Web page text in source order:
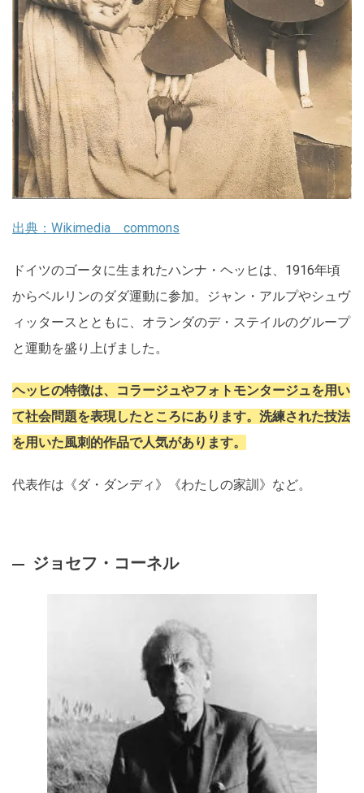
出典：Wikimedia commons
ドイツのゴータに生まれたハンナ・ヘッヒは、1916年頃
からベルリンのダダ運動に参加。ジャン・アルプやシュヴ
ィッタースとともに、オランダのデ・ステイルのグループ
と運動を盛り上げました。
ヘッヒの特徴は、コラージュやフォトモンタージュを用い
て社会問題を表現したところにあります。洗練された技法
を用いた風刺的作品で人気があります。
代表作は《ダ・ダンディ》《わたしの家訓》など。
ジョセフ・コーネル